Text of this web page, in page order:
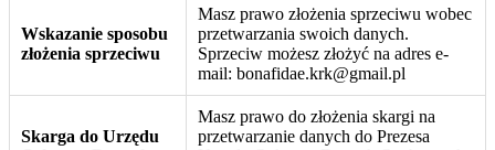
Wskazanie sposobu
złożenia sprzeciwu
Masz prawo złożenia sprzeciwu wobec
przetwarzania swoich danych.
Sprzeciw możesz złożyć na adres e-
mail: bonafidae.krk@gmail.pl
Skarga do Urzędu
Masz prawo do złożenia skargi na
przetwarzanie danych do Prezesa